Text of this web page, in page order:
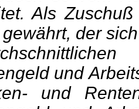
Als
der
und
und